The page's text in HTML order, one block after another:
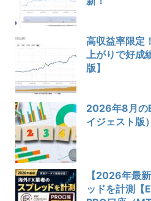
高収益率限定
上がりで好
版】
2026年8月の
イジェスト版）
【2026年最
ッドを計測【